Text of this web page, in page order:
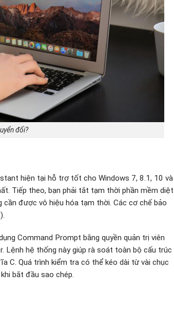
đổi?
hiện tại hỗ trợ tốt cho Windows 7, 8.1, 10 và
Tiếp theo, bạn phải tắt tạm thời phần mềm diệt
cần được vô hiệu hóa tạm thời. Các cơ chế bảo
Command Prompt bằng quyền quản trị viên
Lệnh hệ thống này giúp rà soát toàn bộ cấu trúc
C. Quá trình kiểm tra có thể kéo dài từ vài chục
bắt đầu sao chép.